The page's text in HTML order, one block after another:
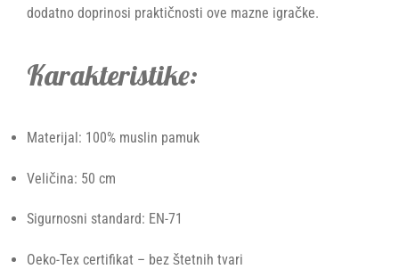
dodatno doprinosi praktičnosti ove mazne igračke.
Karakteristike:
Materijal: 100% muslin pamuk
Veličina: 50 cm
Sigurnosni standard: EN-71
Oeko-Tex certifikat – bez štetnih tvari